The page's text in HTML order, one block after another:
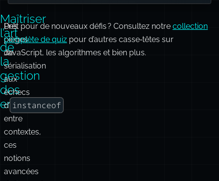
Maîtriser
l’art
de
la
gestion
des
erreurs
Des
pièges
de
sérialisation
aux
échecs
d’ instanceof
entre
contextes,
ces
notions
avancées
Prêt pour de nouveaux défis ? Consultez notre collection
complète de quiz pour d’autres casse‑têtes sur
JavaScript, les algorithmes et bien plus.